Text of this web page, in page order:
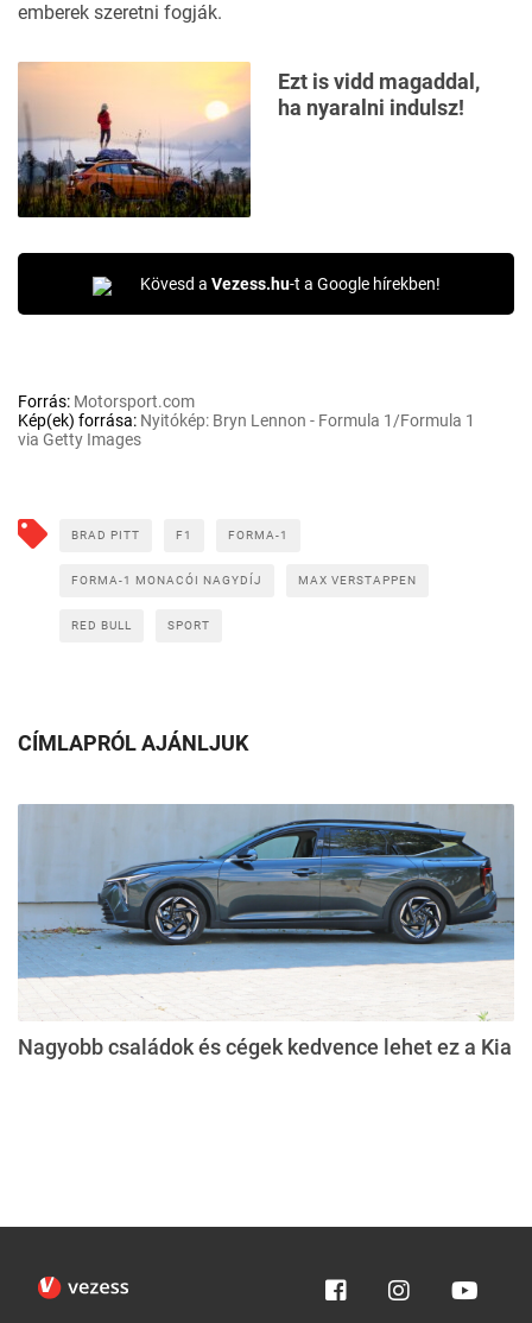
emberek szeretni fogják.
Ezt is vidd magaddal,
ha nyaralni indulsz!
Kövesd a Vezess.hu-t a Google hírekben!
Forrás: Motorsport.com
Kép(ek) forrása: Nyitókép: Bryn Lennon - Formula 1/Formula 1
via Getty Images
BRAD PITT F1 FORMA-1
FORMA-1 MONACÓI NAGYDÍJ MAX VERSTAPPEN
RED BULL SPORT
CÍMLAPRÓL AJÁNLJUK
Nagyobb családok és cégek kedvence lehet ez a Kia